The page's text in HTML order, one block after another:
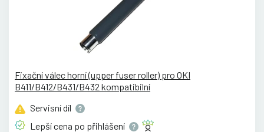
Fixační válec horní (upper fuser roller) pro OKI
B411/B412/B431/B432 kompatibilní
Servisnídíl
Lepší cena po přihlášení